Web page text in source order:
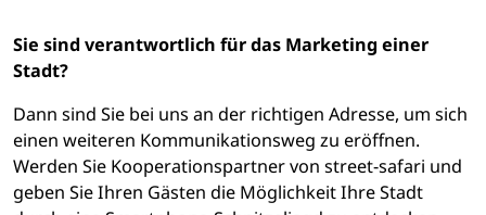
Sie sind verantwortlich für das Marketing einer
Stadt?
Dann sind Sie bei uns an der richtigen Adresse, um sich
einen weiteren Kommunikationsweg zu eröffnen.
Werden Sie Kooperationspartner von street-safari und
geben Sie Ihren Gästen die Möglichkeit Ihre Stadt